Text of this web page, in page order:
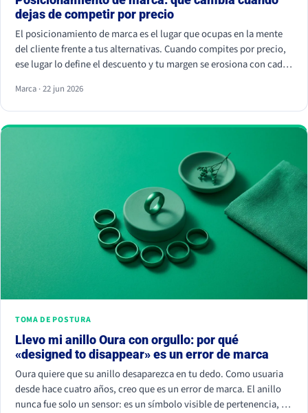
dejas de competir por precio
El posicionamiento de marca es el lugar que ocupas en la mente
del cliente frente a tus alternativas. Cuando compites por precio,
ese lugar lo define el descuento y tu margen se erosiona con cada
por elegirte: Kantar calcula que las marcas percibidas como
significativamente diferentes consiguen que se pague hasta un
38% más.
Marca · 22 jun 2026
TOMA DE POSTURA
Llevo mi anillo Oura con orgullo: por qué
«designed to disappear» es un error de marca
Oura quiere que su anillo desaparezca en tu dedo. Como usuaria
desde hace cuatro años, creo que es un error de marca. El anillo
nunca fue solo un sensor: es un símbolo visible de pertenencia, un